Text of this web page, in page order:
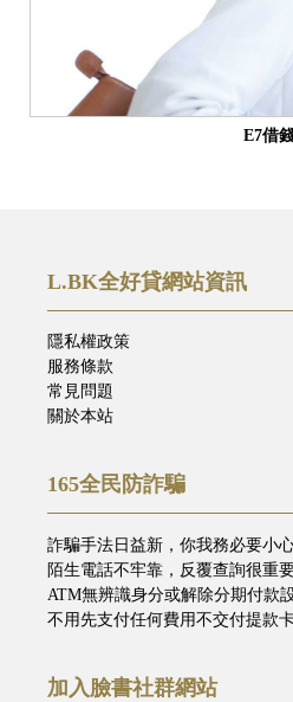
E7借
L.BK全好貸網站資訊
隱私權政策
服務條款
常見問題
關於本站
165全民防詐騙
詐騙手法日益新，你我務必要小
陌生電話不牢靠，反覆查詢很重
ATM無辨識身分或解除分期付款
不用先支付任何費用不交付提款
加入臉書社群網站